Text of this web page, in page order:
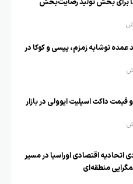
عمده نوشابه زمزم، پپسی و کوکا در
داکت اسپلیت ایوولی در بازار
اتحادیه اقتصادی اوراسیا در مسیر
منطقه‌ای